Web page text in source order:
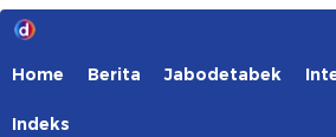
Home Berita Jabodetabek
Indeks